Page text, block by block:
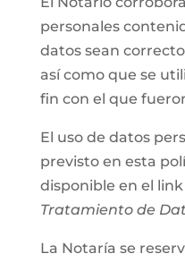
personales
datos sean
así como que se
fin con el que
El uso de datos
previsto en esta
disponible en el link
Tratamiento de
La Notaría se